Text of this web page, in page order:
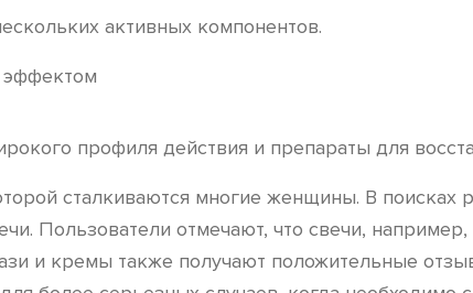
активных компонентов.
профиля действия и препараты для
сталкиваются многие женщины. В
Пользователи отмечают, что свечи,
и кремы также получают положительные